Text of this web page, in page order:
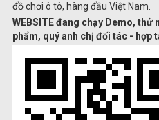
đồ chơi ô tô, hàng đầu Việt Nam.
WEBSITE đang chạy Demo,
phẩm, quý anh chị đối tác - hợp